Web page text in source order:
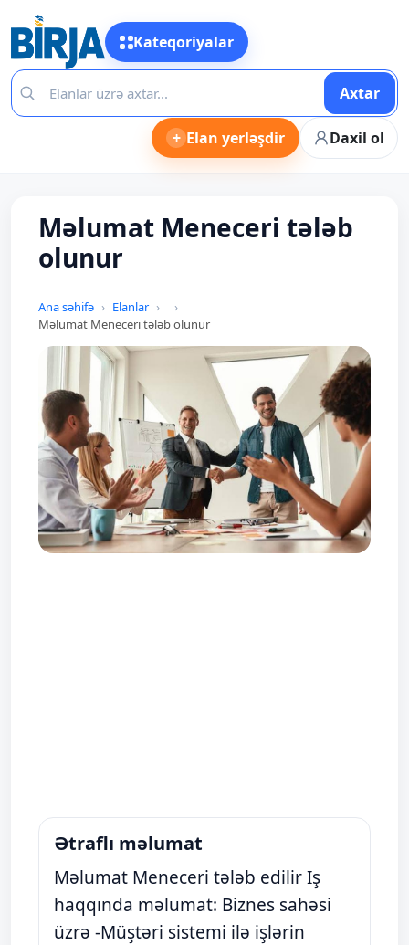
Kateqoriyalar
Axtar
+ Elan yerləşdir Daxil ol
Məlumat Meneceri tələb
olunur
Ana səhifə
Elanlar
Məlumat Meneceri tələb olunur
Ətraflı məlumat
Məlumat Meneceri tələb edilir Iş
haqqında məlumat: Biznes sahəsi
üzrə -Müştəri sistemi ilə işlərin